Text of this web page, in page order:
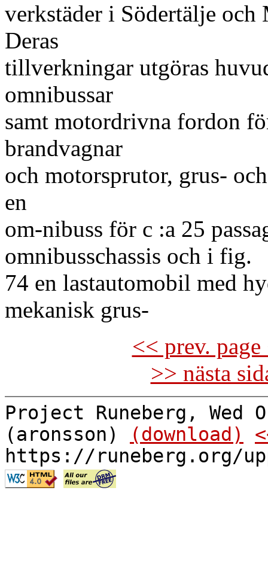
verkstäder i Södertälje
Deras
tillverkningar utgöras
omnibussar
samt motordrivna fordon
brandvagnar
och motorsprutor, grus-
en
om-nibuss för c :a 25
omnibusschassis och i fig.
74 en lastautomobil med
mekanisk grus-
<< prev.
>> nästa
Project Runeberg, Wed
(aronsson)
(download)
https://runeberg.org/